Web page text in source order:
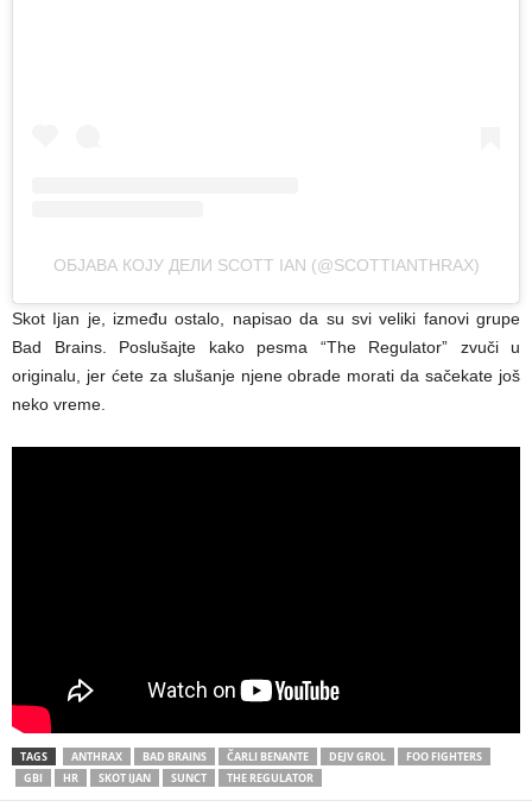
ОБЈАВА КОЈУ ДЕЛИ SCOTT IAN (@SCOTTIANTHRAX)
Skot Ijan je, između ostalo, napisao da su svi veliki fanovi grupe
Bad Brains. Poslušajte kako pesma “The Regulator” zvuči u
originalu, jer ćete za slušanje njene obrade morati da sačekate još
neko vreme.
TAGS ANTHRAX BAD BRAINS ČARLI BENANTE DEJV GROL
FOO FIGHTERS
GBI
HR SKOT IJAN SUNCT THE REGULATOR